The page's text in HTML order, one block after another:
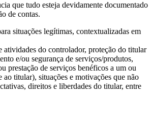
que tudo esteja devidamente documentado
de contas.
situações legítimas, contextualizadas em
do controlador, proteção do titular
e/ou segurança de serviços/produtos,
prestação de serviços benéficos a um ou
ao titular), situações e motivações que não
direitos e liberdades do titular, entre